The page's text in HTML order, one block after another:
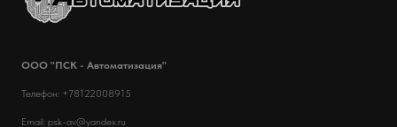
ООО "ПСК - Автоматизация"
Телефон: +78122008915
Email: psk-av@yandex.ru